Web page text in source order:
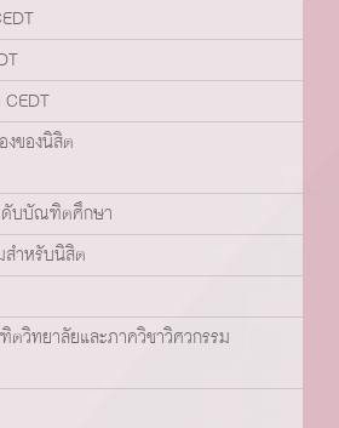
ของนิสิต
ดับบัณฑิตศึกษา
ำหรับนิสิต
วิทยาลัยและภาควิชาวิศวกรรม